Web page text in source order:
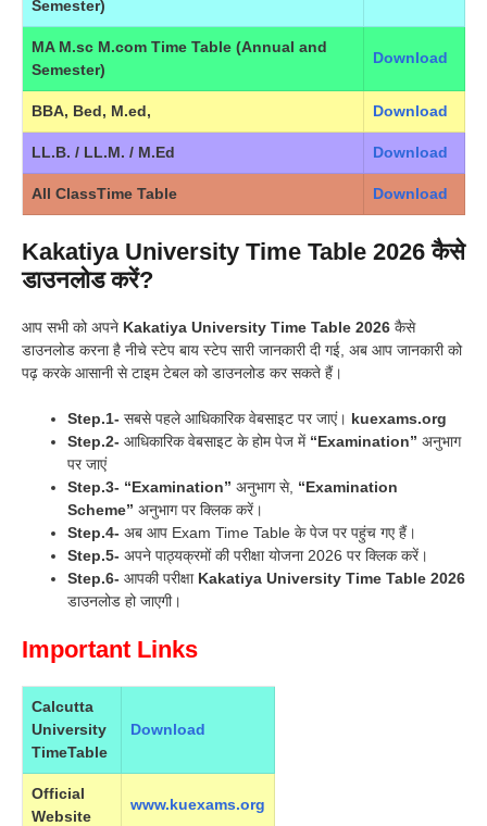
Semester)
MA M.sc M.com Time Table (Annual and
Semester)
Download
BBA, Bed, M.ed, Download
LL.B. / LL.M. / M.Ed Download
All ClassTime Table Download
Kakatiya University Time Table 2026 कैसे
डाउनलोड करें?
आप सभी को अपने Kakatiya University Time Table 2026 कैसे
डाउनलोड करना है नीचे स्टेप बाय स्टेप सारी जानकारी दी गई, अब आप जानकारी को
पढ़ करके आसानी से टाइम टेबल को डाउनलोड कर सकते हैं।
Step.1- सबसे पहले आधिकारिक वेबसाइट पर जाएं। kuexams.org
Step.2- आधिकारिक वेबसाइट के होम पेज में “Examination” अनुभाग
पर जाएं
Step.3- “Examination” अनुभाग से, “Examination
Scheme” अनुभाग पर क्लिक करें।
Step.4- अब आप Exam Time Table के पेज पर पहुंच गए हैं।
Step.5- अपने पाठ्यक्रमों की परीक्षा योजना 2026 पर क्लिक करें।
Step.6- आपकी परीक्षा Kakatiya University Time Table 2026
डाउनलोड हो जाएगी।
Important Links
Calcutta
University
TimeTable
Download
Official
Website
www.kuexams.org